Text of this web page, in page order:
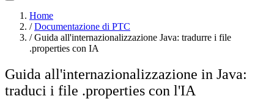
Home
/ Documentazione di PTC
/ Guida all'internazionalizzazione Java: tradurre i file
.properties con IA
Guida all'internazionalizzazione in Java:
traduci i file .properties con l'IA